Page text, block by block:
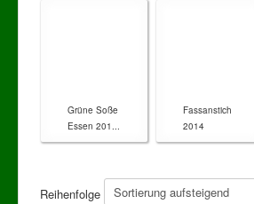
Grüne Soße
Essen 201...
Fassanstich
2014
Reihenfolge